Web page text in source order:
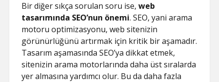
Bir diğer sıkça sorulan soru ise,web
tasarımında SEO’nun önemi. SEO, yani arama
motoru optimizasyonu, web sitenizin
görünürlüğünü artırmak için kritik bir aşamadır.
Tasarım aşamasında SEO’ya dikkat etmek,
sitenizin arama motorlarında daha üst sıralarda
yer almasına yardımcı olur. Bu da daha fazla